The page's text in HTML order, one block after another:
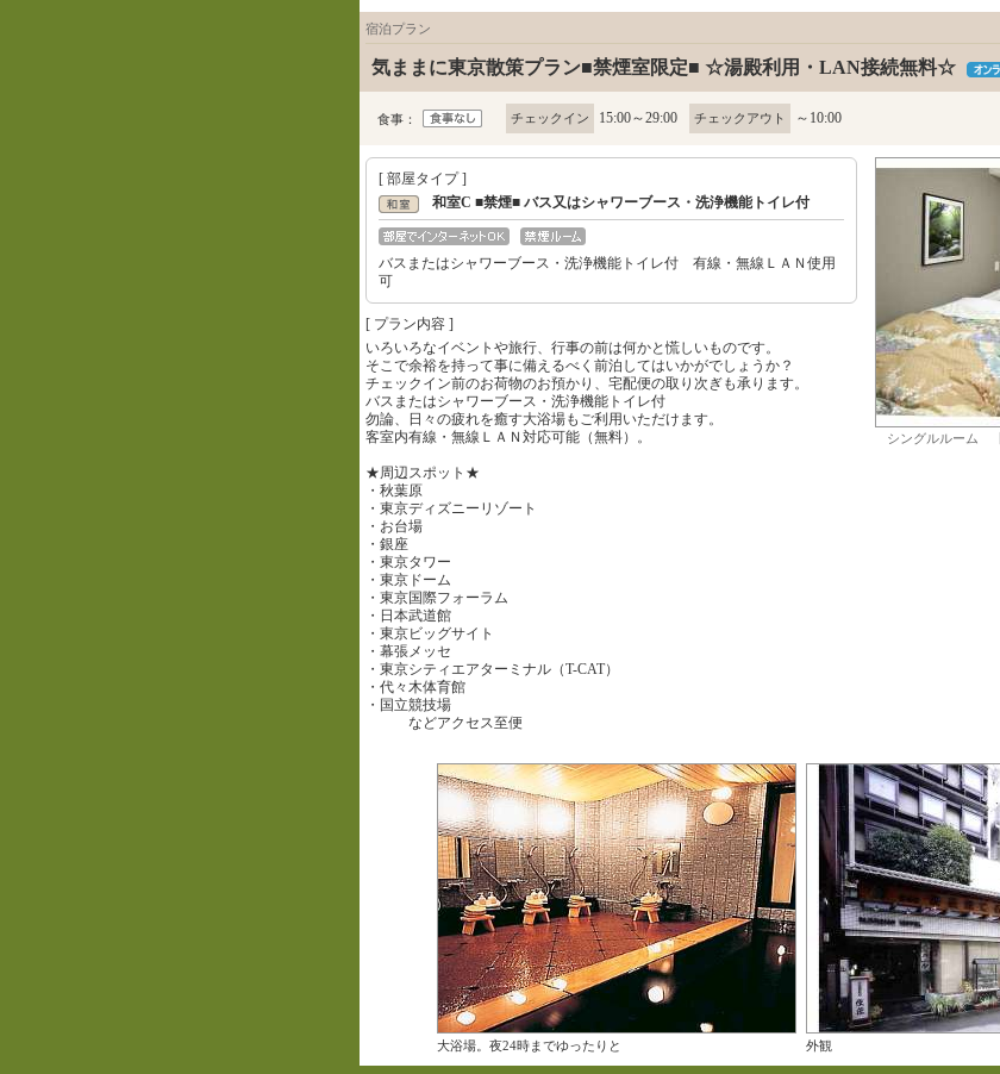
宿泊プラン
気ままに東京散策プラン■禁煙室限定■ ☆湯殿利用・LAN接続無料☆
食事： チェックイン 15:00～29:00 チェックアウト ～10:00
[ 部屋タイプ ]
和室C ■禁煙■ バス又はシャワーブース・洗浄機能トイレ付
バスまたはシャワーブース・洗浄機能トイレ付 有線・無線ＬＡＮ使用
可
シングルルーム
[ プラン内容 ]
いろいろなイベントや旅行、行事の前は何かと慌しいものです。
そこで余裕を持って事に備えるべく前泊してはいかがでしょうか？
チェックイン前のお荷物のお預かり、宅配便の取り次ぎも承ります。
バスまたはシャワーブース・洗浄機能トイレ付
勿論、日々の疲れを癒す大浴場もご利用いただけます。
客室内有線・無線ＬＡＮ対応可能（無料）。
★周辺スポット★
・秋葉原
・東京ディズニーリゾート
・お台場
・銀座
・東京タワー
・東京ドーム
・東京国際フォーラム
・日本武道館
・東京ビッグサイト
・幕張メッセ
・東京シティエアターミナル（T-CAT）
・代々木体育館
・国立競技場
などアクセス至便
大浴場。夜24時までゆったりと 外観